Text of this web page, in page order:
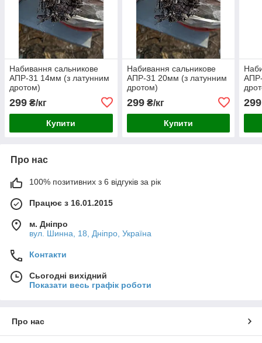
Набивання сальникове
АПР-31 14мм (з латунним
дротом)
299 ₴/кг
Купити
Набивання сальникове
АПР-31 20мм (з латунним
дротом)
299₴/кг
Купити
299
Про нас
100% позитивних з 6 відгуків за рік
Працює з 16.01.2015
м. Дніпро
вул. Шинна, 18, Дніпро, Україна
Контакти
Сьогодні вихідний
Показати весь графік роботи
Про нас